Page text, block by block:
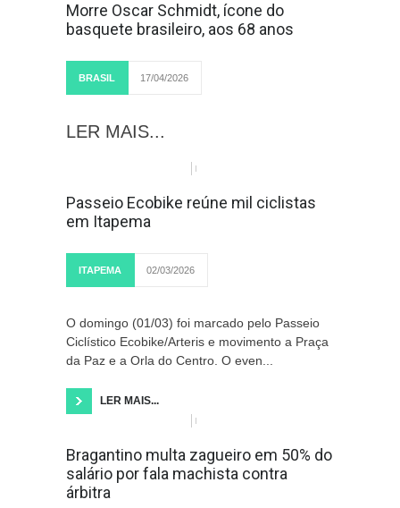
Morre Oscar Schmidt, ícone do
basquete brasileiro, aos 68 anos
BRASIL 17/04/2026
LER MAIS...
Passeio Ecobike reúne mil ciclistas
em Itapema
ITAPEMA 02/03/2026
O domingo (01/03) foi marcado pelo Passeio
Ciclístico Ecobike/Arteris e movimento a Praça
da Paz e a Orla do Centro. O even...
LER MAIS...
Bragantino multa zagueiro em 50% do
salário por fala machista contra
árbitra